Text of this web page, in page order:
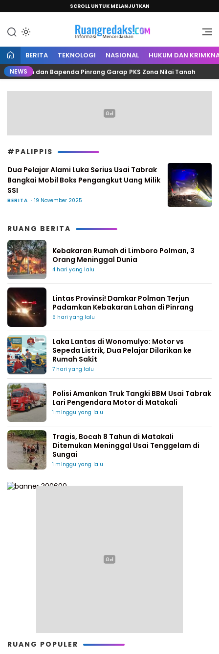
SCROLL UNTUK MELANJUTKAN
Ruang Redaksi
Informasi Mencerdaskan
BERITA TEKNOLOGI NASIONAL HUKUM DAN
NEWSdan Bapenda Pinrang Garap PKS Zona Nilai Tanah
#PALIPPIS
Dua Pelajar Alami Luka Serius Usai Tabrak
Bangkai Mobil Boks Pengangkut Uang Milik
SSI
BERITA 19 November 2025
RUANG BERITA
Kebakaran Rumah di Limboro Polman, 3
Orang Meninggal Dunia
4 hari yang lalu
Lintas Provinsi! Damkar Polman Terjun
Padamkan Kebakaran Lahan di Pinrang
5 hari yang lalu
Laka Lantas di Wonomulyo: Motor vs
Sepeda Listrik, Dua Pelajar Dilarikan ke
Rumah Sakit
7 hari yang lalu
Polisi Amankan Truk Tangki BBM Usai Tabrak
Lari Pengendara Motor di Matakali
1 minggu yang lalu
Tragis, Bocah 8 Tahun di Matakali
Ditemukan Meninggal Usai Tenggelam di
Sungai
1 minggu yang lalu
RUANG POPULER